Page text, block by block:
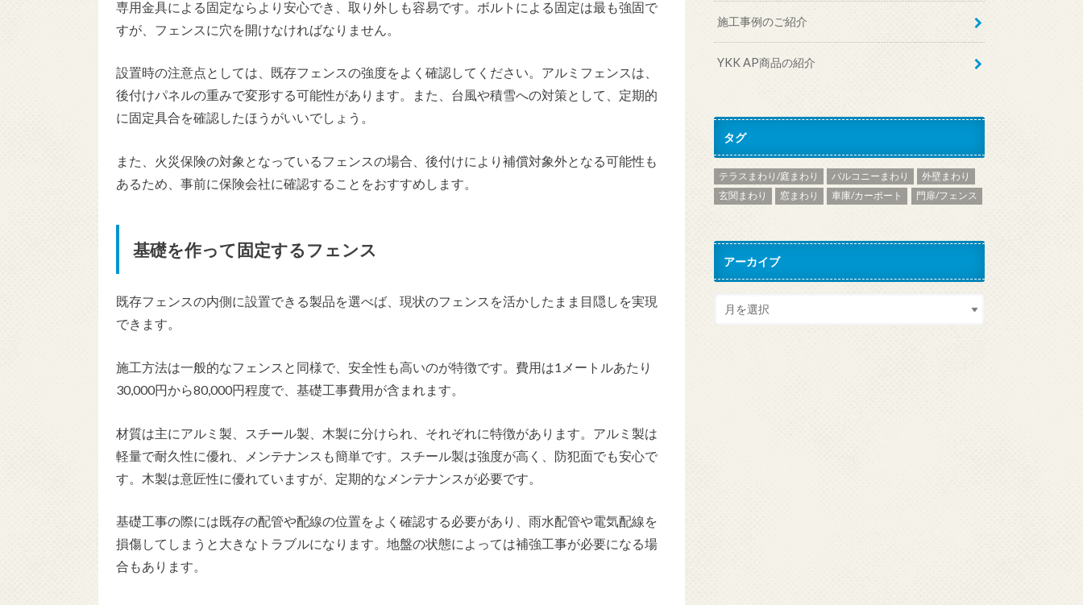
専用金具による固定ならより安心でき、取り外しも容易です。ボルトによる固定は最も強固で
すが、フェンスに穴を開けなければなりません。
設置時の注意点としては、既存フェンスの強度をよく確認してください。アルミフェンスは、
後付けパネルの重みで変形する可能性があります。また、台風や積雪への対策として、定期的
に固定具合を確認したほうがいいでしょう。
また、火災保険の対象となっているフェンスの場合、後付けにより補償対象外となる可能性も
あるため、事前に保険会社に確認することをおすすめします。
基礎を作って固定するフェンス
既存フェンスの内側に設置できる製品を選べば、現状のフェンスを活かしたまま目隠しを実現
できます。
施工方法は一般的なフェンスと同様で、安全性も高いのが特徴です。費用は1メートルあたり
30,000円から80,000円程度で、基礎工事費用が含まれます。
材質は主にアルミ製、スチール製、木製に分けられ、それぞれに特徴があります。アルミ製は
軽量で耐久性に優れ、メンテナンスも簡単です。スチール製は強度が高く、防犯面でも安心で
す。木製は意匠性に優れていますが、定期的なメンテナンスが必要です。
基礎工事の際には既存の配管や配線の位置をよく確認する必要があり、雨水配管や電気配線を
損傷してしまうと大きなトラブルになります。地盤の状態によっては補強工事が必要になる場
合もあります。
施工事例のご紹介
YKK AP商品の紹介
タグ
テラスまわり/庭まわり バルコニーまわり
外壁まわり
玄関まわり
窓まわり 車庫/カーポート 門扉/フェンス
アーカイブ